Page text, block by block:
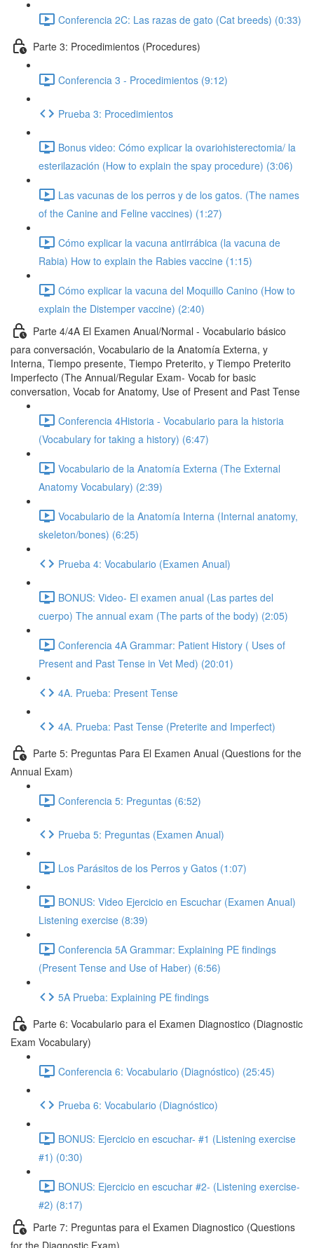
Conferencia 2C: Las razas de gato (Cat breeds) (0:33)
Parte 3: Procedimientos (Procedures)
Conferencia 3 - Procedimientos (9:12)
Prueba 3: Procedimientos
Bonus video: Cómo explicar la ovariohisterectomia/ la
esterilazación (How to explain the spay procedure) (3:06)
Las vacunas de los perros y de los gatos. (The names
of the Canine and Feline vaccines) (1:27)
Cómo explicar la vacuna antirrábica (la vacuna de
Rabia) How to explain the Rabies vaccine (1:15)
Cómo explicar la vacuna del Moquillo Canino (How to
explain the Distemper vaccine) (2:40)
Parte 4/4A El Examen Anual/Normal - Vocabulario básico
para conversación, Vocabulario de la Anatomía Externa, y
Interna, Tiempo presente, Tiempo Preterito, y Tiempo Preterito
Imperfecto (The Annual/Regular Exam- Vocab for basic
conversation, Vocab for Anatomy, Use of Present and Past Tense
Conferencia 4Historia - Vocabulario para la historia
(Vocabulary for taking a history) (6:47)
Vocabulario de la Anatomía Externa (The External
Anatomy Vocabulary) (2:39)
Vocabulario de la Anatomía Interna (Internal anatomy,
skeleton/bones) (6:25)
Prueba 4: Vocabulario (Examen Anual)
BONUS: Video- El examen anual (Las partes del
cuerpo) The annual exam (The parts of the body) (2:05)
Conferencia 4A Grammar: Patient History ( Uses of
Present and Past Tense in Vet Med) (20:01)
4A. Prueba: Present Tense
4A. Prueba: Past Tense (Preterite and Imperfect)
Parte 5: Preguntas Para El Examen Anual (Questions for the
Annual Exam)
Conferencia 5: Preguntas (6:52)
Prueba 5: Preguntas (Examen Anual)
Los Parásitos de los Perros y Gatos (1:07)
BONUS: Video Ejercicio en Escuchar (Examen Anual)
Listening exercise (8:39)
Conferencia 5A Grammar: Explaining PE findings
(Present Tense and Use of Haber) (6:56)
5A Prueba: Explaining PE findings
Parte 6: Vocabulario para el Examen Diagnostico (Diagnostic
Exam Vocabulary)
Conferencia 6: Vocabulario (Diagnóstico) (25:45)
Prueba 6: Vocabulario (Diagnóstico)
BONUS: Ejercicio en escuchar- #1 (Listening exercise
#1) (0:30)
BONUS: Ejercicio en escuchar #2- (Listening exercise-
#2) (8:17)
Parte 7: Preguntas para el Examen Diagnostico (Questions
for the Diagnostic Exam)